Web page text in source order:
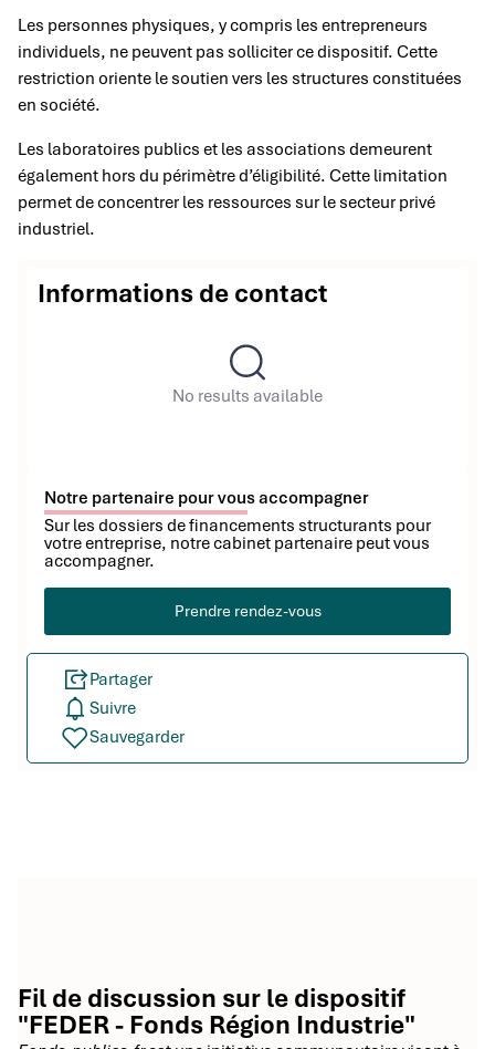
Les personnes physiques, y compris les entrepreneurs
individuels, ne peuvent pas solliciter ce dispositif. Cette
restriction oriente le soutien vers les structures constituées
en société.
Les laboratoires publics et les associations demeurent
également hors du périmètre d’éligibilité. Cette limitation
permet de concentrer les ressources sur le secteur privé
industriel.
Informations de contact
No results available
Notre partenaire pour vous accompagner
Sur les dossiers de financements structurants pour
votre entreprise, notre cabinet partenaire peut vous
accompagner.
Prendre rendez-vous
Partager
Suivre
Sauvegarder
Fil de discussion sur le dispositif
"FEDER - Fonds Région Industrie"